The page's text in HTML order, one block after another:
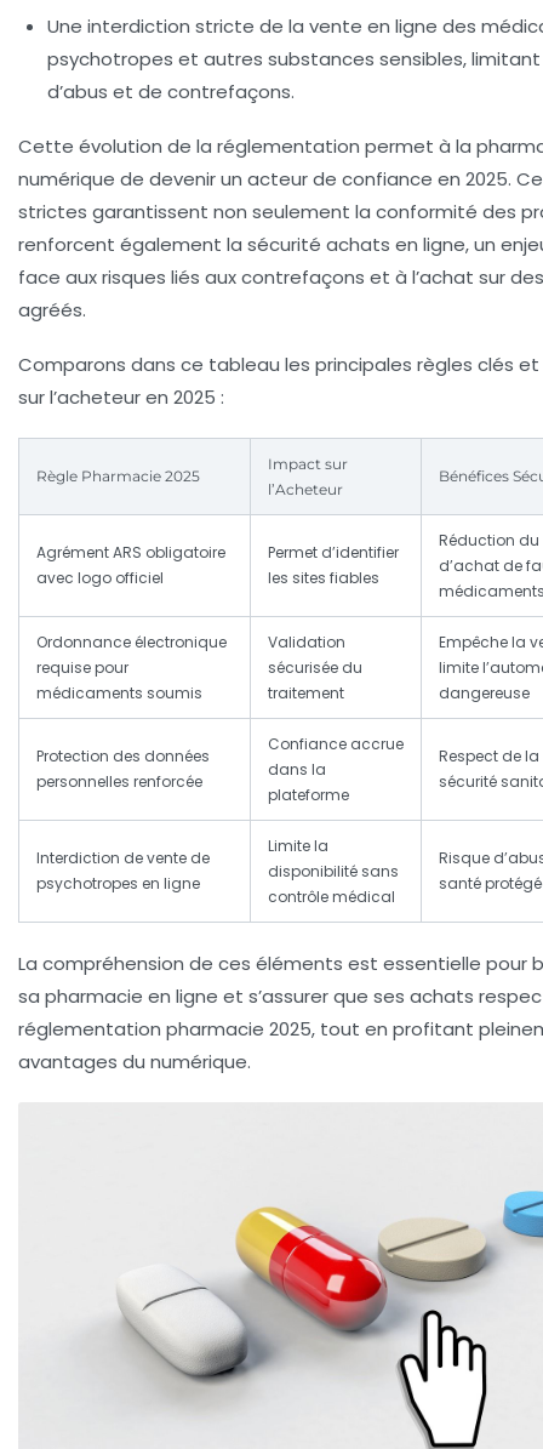
Une interdiction stricte de la vente en ligne des
psychotropes et autres substances sensibles, limitant
d’abus et de contrefaçons.
Cette évolution de la réglementation permet à la
numérique de devenir un acteur de confiance en 2025.
strictes garantissent non seulement la conformité des
renforcent également la sécurité achats en ligne, un
face aux risques liés aux contrefaçons et à l’achat sur
agréés.
Comparons dans ce tableau les principales règles clés
sur l’acheteur en 2025 :
Règle Pharmacie 2025
Impact sur
l’Acheteur
Bénéfices
Agrément ARS obligatoire
avec logo officiel
Permet d’identifier
les sites fiables
Réduction du
d’achat de
Ordonnance électronique
requise pour
médicaments soumis
Validation
sécurisée du
traitement
Empêche la
limite
dangereuse
Protection des données
personnelles renforcée
Confiance accrue
dans la
plateforme
Respect de la
sécurité
Interdiction de vente de
psychotropes en ligne
Limite la
disponibilité sans
contrôle médical
Risque
santé
La compréhension de ces éléments est essentielle pour
sa pharmacie en ligne et s’assurer que ses achats
réglementation pharmacie 2025, tout en profitant
avantages du numérique.